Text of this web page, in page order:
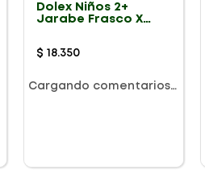
Dolex Niños 2+
Jarabe Frasco X
$ 18.350
Cargando comentarios…